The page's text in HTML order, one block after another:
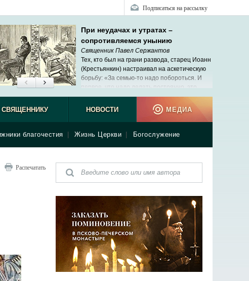
Подписаться на рассылку
При неудачах и утратах –
сопротивляемся унынию
Священник Павел Сержантов
Тех, кто был на грани развода, старец Иоанн
(Крестьянкин) настраивал на аскетическую
борьбу: «За семью-то надо побороться. И
первое, что надо делать постоянно, это
молиться о супруге».
благочестия Жизнь Церкви Богослужение
НОВОСТИ МЕДИА
Распечатать